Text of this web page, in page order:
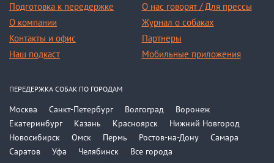
Подготовка к передержке
О компании
Контакты и офис
Наш подкаст
О нас говорят / Для прессы
Журнал о собаках
Партнеры
Мобильные приложения
ПЕРЕДЕРЖКА СОБАК ПО ГОРОДАМ
Москва Санкт-Петербург Волгоград
Воронеж
Екатеринбург
Казань Красноярск
Нижний Новгород
Новосибирск
Омск Пермь Ростов-на-Дону
Самара
Саратов
Уфа Челябинск Все города